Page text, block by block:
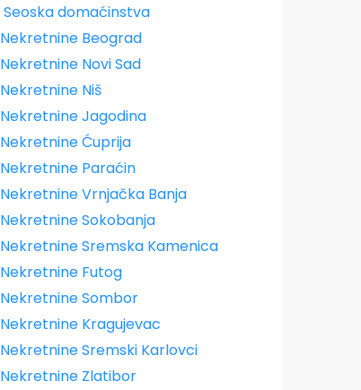
Seoska domaćinstva
Nekretnine Beograd
Nekretnine Novi Sad
Nekretnine Niš
Nekretnine Jagodina
Nekretnine Ćuprija
Nekretnine Paraćin
Nekretnine Vrnjačka Banja
Nekretnine Sokobanja
Nekretnine Sremska Kamenica
Nekretnine Futog
Nekretnine Sombor
Nekretnine Kragujevac
Nekretnine Sremski Karlovci
Nekretnine Zlatibor